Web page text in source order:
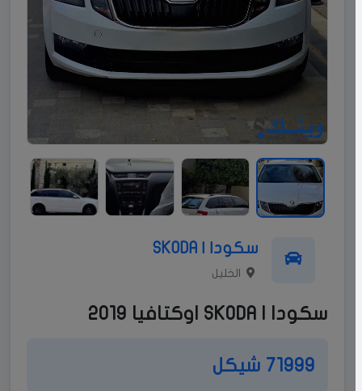
سكودا | SKODA
الخليل
سكودا | SKODA اوكتافيا 2019
71999 شيكل